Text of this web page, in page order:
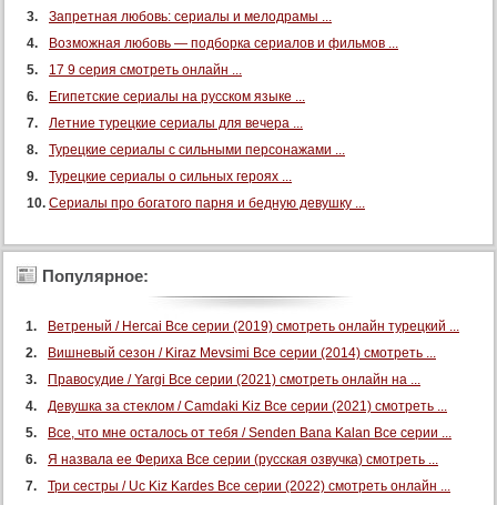
Запретная любовь: сериалы и мелодрамы ...
Возможная любовь — подборка сериалов и фильмов ...
17 9 серия смотреть онлайн ...
Египетские сериалы на русском языке ...
Летние турецкие сериалы для вечера ...
Турецкие сериалы с сильными персонажами ...
Турецкие сериалы о сильных героях ...
Сериалы про богатого парня и бедную девушку ...
Популярное:
Ветреный / Hercai Все серии (2019) смотреть онлайн турецкий ...
Вишневый сезон / Kiraz Mevsimi Все серии (2014) смотреть ...
Правосудие / Yargi Все серии (2021) смотреть онлайн на ...
Девушка за стеклом / Camdaki Kiz Все серии (2021) смотреть ...
Все, что мне осталось от тебя / Senden Bana Kalan Все серии ...
Я назвала ее Фериха Все серии (русская озвучка) смотреть ...
Три сестры / Uc Kiz Kardes Все серии (2022) смотреть онлайн ...